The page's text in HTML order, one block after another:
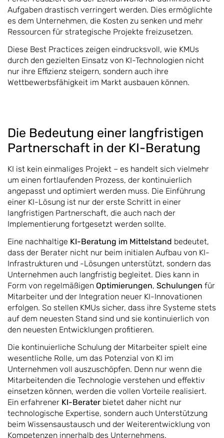
Aufgaben drastisch verringert werden. Dies ermöglichte
es dem Unternehmen, die Kosten zu senken und mehr
Ressourcen für strategische Projekte freizusetzen.
Diese Best Practices zeigen eindrucksvoll, wie KMUs
durch den gezielten Einsatz von KI-Technologien nicht
nur ihre Effizienz steigern, sondern auch ihre
Wettbewerbsfähigkeit im Markt ausbauen können.
Die Bedeutung einer langfristigen
Partnerschaft in der KI-Beratung
KI ist kein einmaliges Projekt – es handelt sich vielmehr
um einen fortlaufenden Prozess, der kontinuierlich
angepasst und optimiert werden muss. Die Einführung
einer KI-Lösung ist nur der erste Schritt in einer
langfristigen Partnerschaft, die auch nach der
Implementierung fortgesetzt werden sollte.
Eine nachhaltige KI-Beratung im Mittelstand bedeutet,
dass der Berater nicht nur beim initialen Aufbau von KI-
Infrastrukturen und -Lösungen unterstützt, sondern das
Unternehmen auch langfristig begleitet. Dies kann in
Form von regelmäßigen Optimierungen, Schulungen für
Mitarbeiter und der Integration neuer KI-Innovationen
erfolgen. So stellen KMUs sicher, dass ihre Systeme stets
auf dem neuesten Stand sind und sie kontinuierlich von
den neuesten Entwicklungen profitieren.
Die kontinuierliche Schulung der Mitarbeiter spielt eine
wesentliche Rolle, um das Potenzial von KI im
Unternehmen voll auszuschöpfen. Denn nur wenn die
Mitarbeitenden die Technologie verstehen und effektiv
einsetzen können, werden die vollen Vorteile realisiert.
Ein erfahrener KI-Berater bietet daher nicht nur
technologische Expertise, sondern auch Unterstützung
beim Wissensaustausch und der Weiterentwicklung von
Kompetenzen innerhalb des Unternehmens.